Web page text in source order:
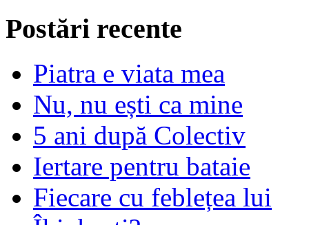
Postări recente
Piatra e viata mea
Nu, nu ești ca mine
5 ani după Colectiv
Iertare pentru bataie
Fiecare cu feblețea lui